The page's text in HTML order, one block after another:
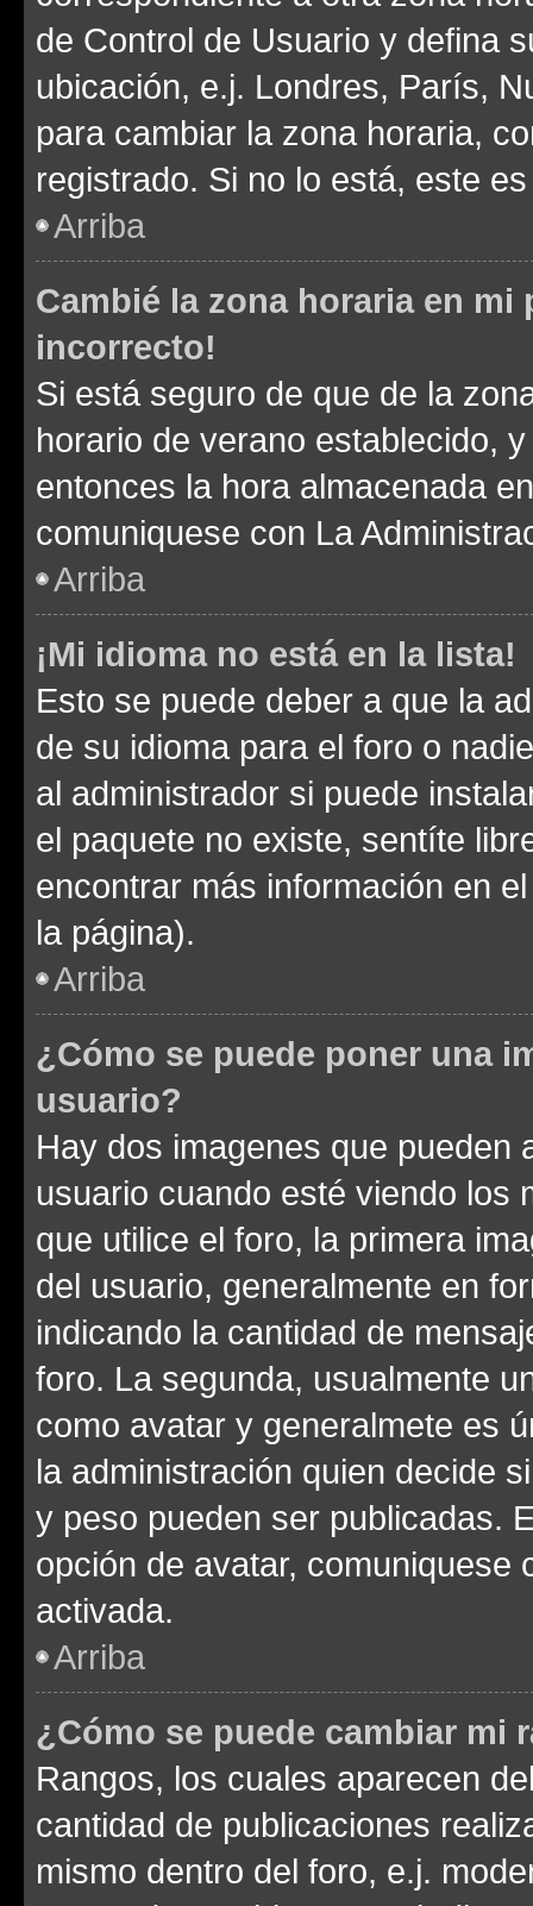
de Control de Usuario y defina
ubicación, e.j. Londres, París,
para cambiar la zona horaria,
registrado. Si no lo está, este
Arriba
Cambié la zona horaria en
incorrecto!
Si está seguro de que de la
horario de verano establecido,
entonces la hora almacenada
comuniquese con La
Arriba
¡Mi idioma no está en la lista!
Esto se puede deber a que la
de su idioma para el foro o
al administrador si puede
el paquete no existe, sentíte
encontrar más información en
la página).
Arriba
¿Cómo se puede poner una
usuario?
Hay dos imagenes que pueden
usuario cuando esté viendo los
que utilice el foro, la primera
del usuario, generalmente en
indicando la cantidad de
foro. La segunda, usualmente
como avatar y generalmete es
la administración quien decide
y peso pueden ser publicadas.
opción de avatar, comuniquese
activada.
Arriba
¿Cómo se puede cambiar mi
Rangos, los cuales aparecen
cantidad de publicaciones
mismo dentro del foro, e.j.